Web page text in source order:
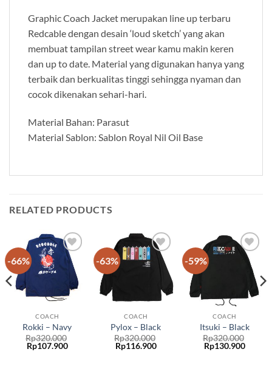
Graphic Coach Jacket merupakan line up terbaru
Redcable dengan desain ‘loud sketch’ yang akan
membuat tampilan street wear kamu makin keren
dan up to date. Material yang digunakan hanya yang
terbaik dan berkualitas tinggi sehingga nyaman dan
cocok dikenakan sehari-hari.
Material Bahan: Parasut
Material Sablon: Sablon Royal Nil Oil Base
RELATED PRODUCTS
-66%
Add to
wishlist
COACH
Rokki – Navy
Rp320.000
Rp107.900
-63%
Add to
wishlist
COACH
Pylox – Black
Rp320.000
Rp116.900
-59%
Add to
wishlist
COACH
Itsuki – Black
Rp320.000
Rp130.900